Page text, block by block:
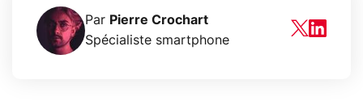
Par Pierre Crochart
Spécialiste smartphone